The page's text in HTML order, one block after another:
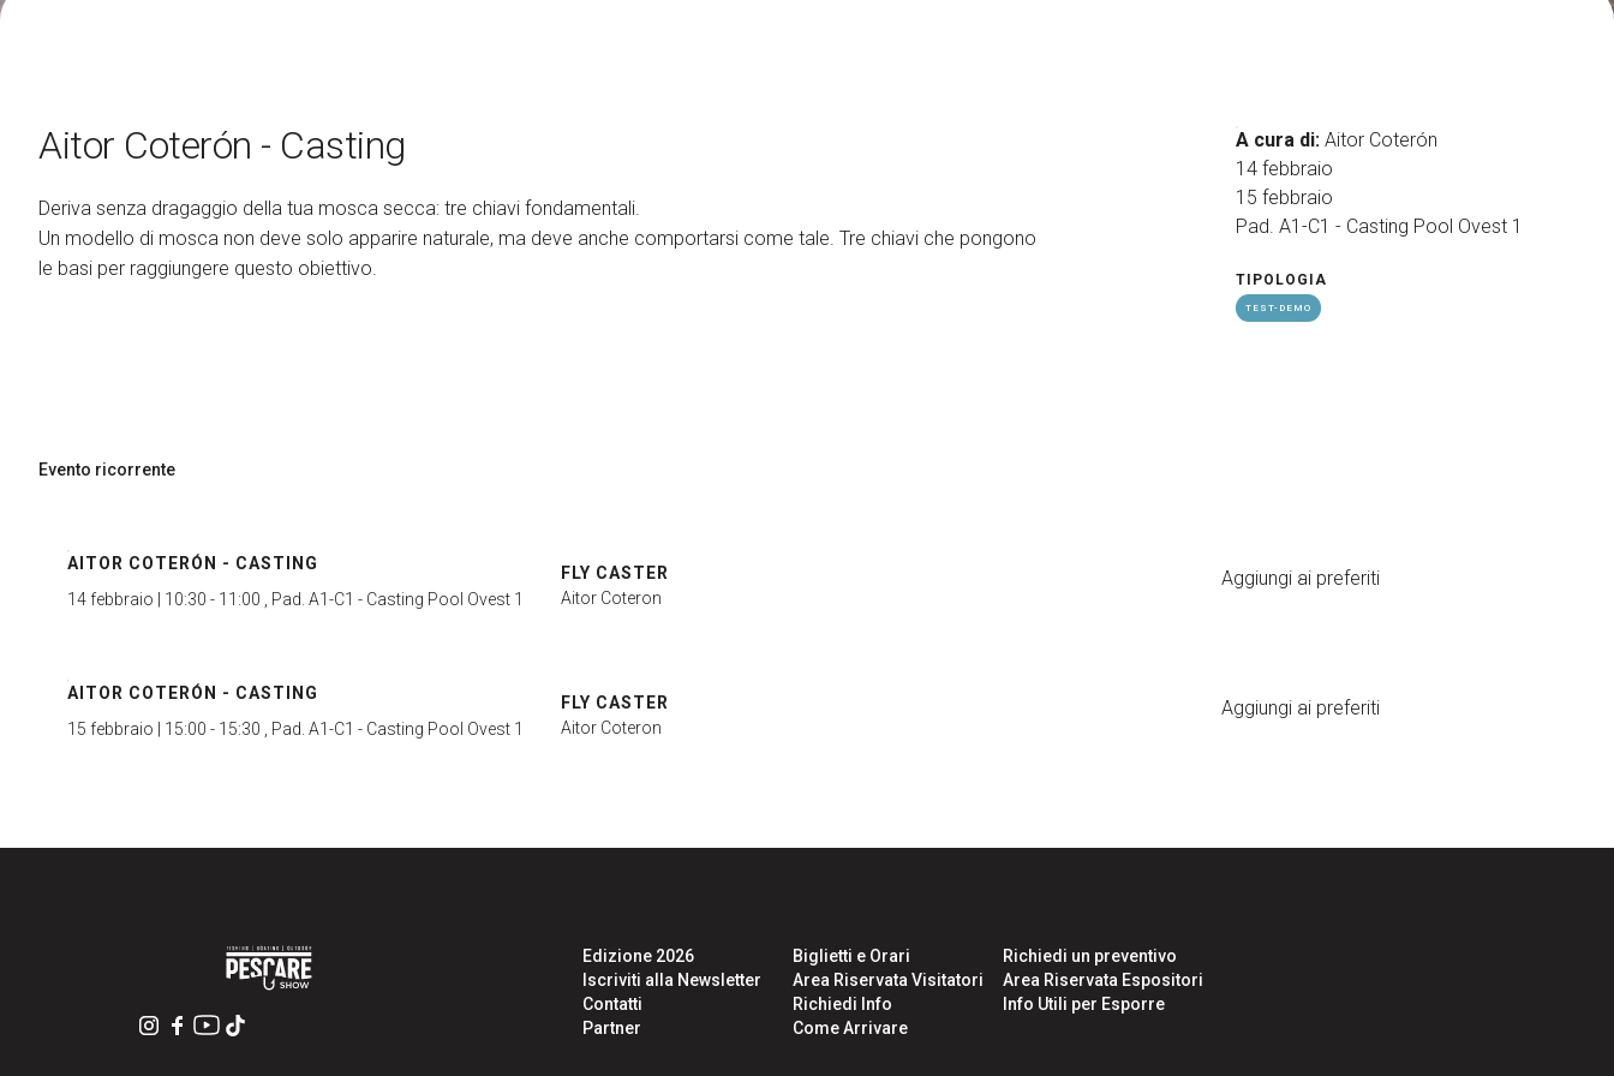
Registra il tuo gruppo
Gruppi in partenza
Support arrow_drop_down
Come Arrivare
Scarica l'APP
Video Tutorial
Eventi
Programma giornaliero
Aitor Coterón - Casting
Deriva senza dragaggio della tua mosca secca: tre chiavi fondamentali.
Un modello di mosca non deve solo apparire naturale, ma deve anche comportarsi come tale. Tre chiavi che pongono
le basi per raggiungere questo obiettivo.
A cura di: Aitor Coterón
14 febbraio
15 febbraio
Pad. A1-C1 - Casting Pool Ovest 1
TIPOLOGIA
TEST-DEMO
Evento ricorrente
AITOR COTERÓN - CASTING
14 febbraio | 10:30 - 11:00 , Pad. A1-C1 - Casting Pool Ovest 1
FLY CASTER
Aitor Coteron
Aggiungi ai preferiti
AITOR COTERÓN - CASTING
15 febbraio | 15:00 - 15:30 , Pad. A1-C1 - Casting Pool Ovest 1
FLY CASTER
Aitor Coteron
Aggiungi ai preferiti
Edizione 2026
Iscriviti alla Newsletter
Contatti
Partner
Biglietti e Orari
Area Riservata Visitatori
Richiedi Info
Come Arrivare
Richiedi un preventivo
Area Riservata Espositori
Info Utili per Esporre